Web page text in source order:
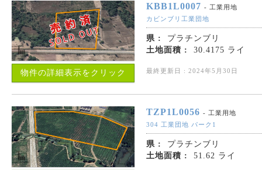
物件の詳細表示をクリック
KBB1L0007 - 工業用地
カビンブリ工業団地
県 :
プラチンブリ
土地面積 :
30.4175 ライ
最終更新日 : 2024年5月30日
TZP1L0056 - 工業用地
304 工業団地 パーク1
県 :
プラチンブリ
土地面積 :
51.62 ライ